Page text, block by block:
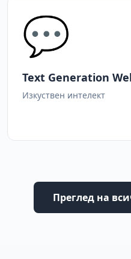
💬
Text Generation
Изкуствен интелект
Преглед на